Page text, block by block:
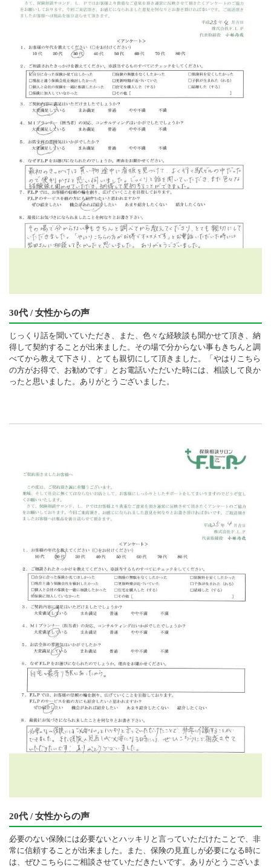
30代 / 女性からの声
じっくり話を聞いていただき、また、色々な経験談も聞かせて頂き、納
得して契約することが出来ました。その場で分からない事もきちんと調
べてから教えて下さり、とても親切にして頂きました。「やはりこちら
の方がお得で、お勧めです」とお電話いただいた時には、相談して良か
ったと思いました。ありがとうございました。
20代 / 女性からの声
必要のない保険には必要ないとハッキリと言っていただけたことで、非
常に信頼することが出来ました。また、保険の見直しが必要になる時に
は、ぜひこちらにご相談させていただきたいです。ありがとうございま